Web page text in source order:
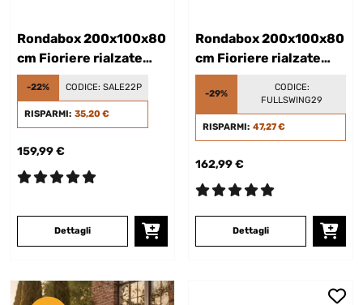
Rondabox 200x100x80
cm Fioriere rialzate
Argento
-22% CODICE: SALE22P
RISPARMI: 35,20 €
159,99 €
Dettagli
Rondabox 200x100x80
cm Fioriere rialzate
Antracite
-29%
CODICE:
FULLSWING29
RISPARMI: 47,27 €
162,99 €
Dettagli